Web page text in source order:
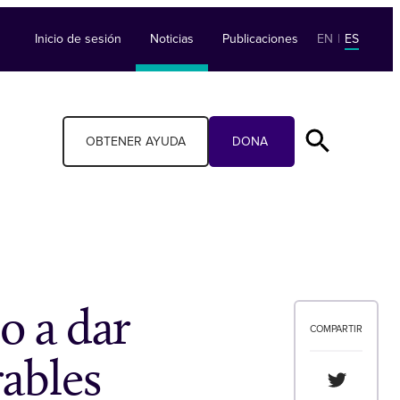
Inicio de sesión Noticias Publicaciones EN | ES
OBTENER AYUDA DONA
COMPARTIR
a dar